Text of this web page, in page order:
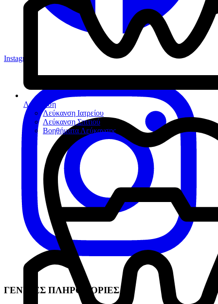
Λεύκανση
Λεύκανση Ιατρείου
Λεύκανση Σπιτιού
Βοηθήματα Λεύκανσης
Instagram
ΓΕΝΙΚΕΣ ΠΛΗΡΟΦΟΡΙΕΣ